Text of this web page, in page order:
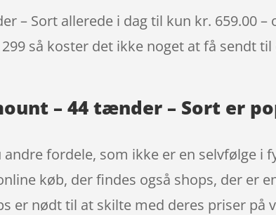
– Sort allerede i dag til kun kr. 659.00 –
så koster det ikke noget at få sendt til
– 44 tænder – Sort er
fordele, som ikke er en selvfølge i
køb, der findes også shops, der er
er nødt til at skilte med deres priser på